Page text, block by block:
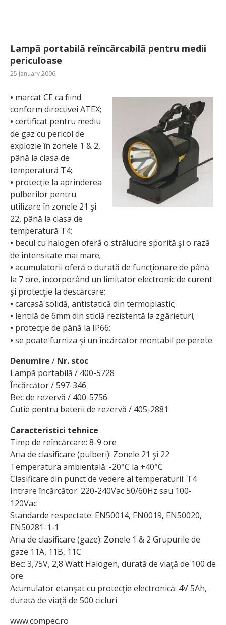
Lampă portabilă reîncărcabilă pentru medii
periculoase
25 January 2006
• marcat CE ca fiind
conform directivei ATEX;
• certificat pentru mediu
de gaz cu pericol de
explozie în zonele 1 & 2,
până la clasa de
temperatură T4;
• protecţie la aprinderea
pulberilor pentru
utilizare în zonele 21 şi
22, până la clasa de
temperatură T4;
• becul cu halogen oferă o strălucire sporită şi o rază
de intensitate mai mare;
• acumulatorii oferă o durată de funcţionare de până
la 7 ore, încorporând un limitator electronic de curent
şi protecţie la descărcare;
• carcasă solidă, antistatică din termoplastic;
• lentilă de 6mm din sticlă rezistentă la zgârieturi;
• protecţie de până la IP66;
• se poate furniza şi un încărcător montabil pe perete.
Denumire / Nr. stoc
Lampă portabilă / 400-5728
Încărcător / 597-346
Bec de rezervă / 400-5756
Cutie pentru baterii de rezervă / 405-2881
Caracteristici tehnice
Timp de reîncărcare: 8-9 ore
Aria de clasificare (pulberi): Zonele 21 şi 22
Temperatura ambientală: -20°C la +40°C
Clasificare din punct de vedere al temperaturii: T4
Intrare încărcător: 220-240Vac 50/60Hz sau 100-
120Vac
Standarde respectate: EN50014, EN0019, EN50020,
EN50281-1-1
Aria de clasificare (gaze): Zonele 1 & 2 Grupurile de
gaze 11A, 11B, 11C
Bec: 3,75V, 2,8 Watt Halogen, durată de viaţă de 100 de
ore
Acumulator etanşat cu protecţie electronică: 4V 5Ah,
durată de viaţă de 500 cicluri
www.compec.ro